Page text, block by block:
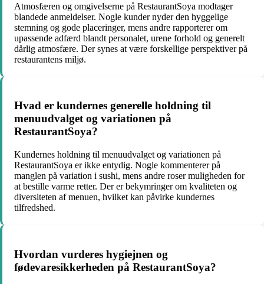
Atmosfæren og omgivelserne på RestaurantSoya modtager
blandede anmeldelser. Nogle kunder nyder den hyggelige
stemning og gode placeringer, mens andre rapporterer om
upassende adfærd blandt personalet, urene forhold og generelt
dårlig atmosfære. Der synes at være forskellige perspektiver på
restaurantens miljø.
Hvad er kundernes generelle holdning til
menuudvalget og variationen på
RestaurantSoya?
Kundernes holdning til menuudvalget og variationen på
RestaurantSoya er ikke entydig. Nogle kommenterer på
manglen på variation i sushi, mens andre roser muligheden for
at bestille varme retter. Der er bekymringer om kvaliteten og
diversiteten af menuen, hvilket kan påvirke kundernes
tilfredshed.
Hvordan vurderes hygiejnen og
fødevaresikkerheden på RestaurantSoya?